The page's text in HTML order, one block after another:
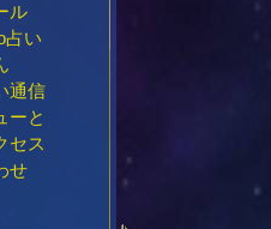
ル
占い
通信
ーと
セス
せ